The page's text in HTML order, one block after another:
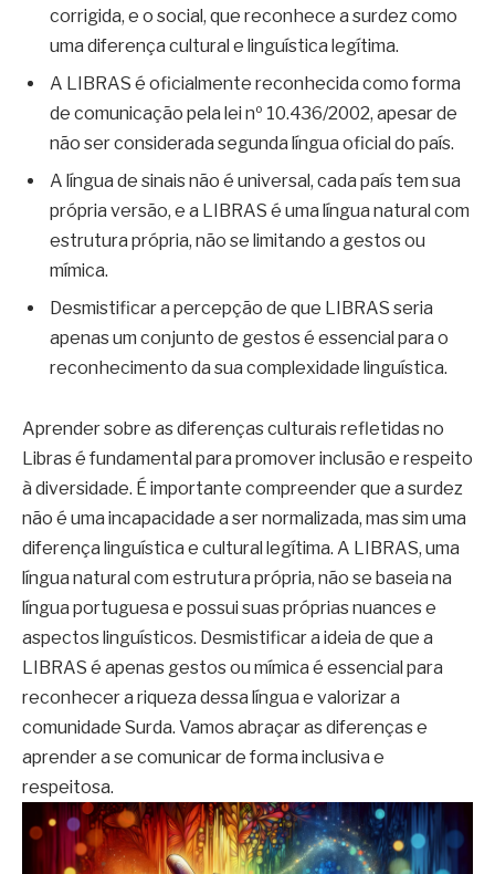
corrigida, e o social, que reconhece a surdez como
uma diferença cultural e linguística legítima.
A LIBRAS é oficialmente reconhecida como forma
de comunicação pela lei nº 10.436/2002, apesar de
não ser considerada segunda língua oficial do país.
A língua de sinais não é universal, cada país tem sua
própria versão, e a LIBRAS é uma língua natural com
estrutura própria, não se limitando a gestos ou
mímica.
Desmistificar a percepção de que LIBRAS seria
apenas um conjunto de gestos é essencial para o
reconhecimento da sua complexidade linguística.
Aprender sobre as diferenças culturais refletidas no
Libras é fundamental para promover inclusão e respeito
à diversidade. É importante compreender que a surdez
não é uma incapacidade a ser normalizada, mas sim uma
diferença linguística e cultural legítima. A LIBRAS, uma
língua natural com estrutura própria, não se baseia na
língua portuguesa e possui suas próprias nuances e
aspectos linguísticos. Desmistificar a ideia de que a
LIBRAS é apenas gestos ou mímica é essencial para
reconhecer a riqueza dessa língua e valorizar a
comunidade Surda. Vamos abraçar as diferenças e
aprender a se comunicar de forma inclusiva e
respeitosa.